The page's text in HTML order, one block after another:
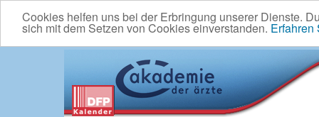
Cookies helfen uns bei der Erbringung unserer Dienste.
sich mit dem Setzen von Cookies einverstanden. Erfahren